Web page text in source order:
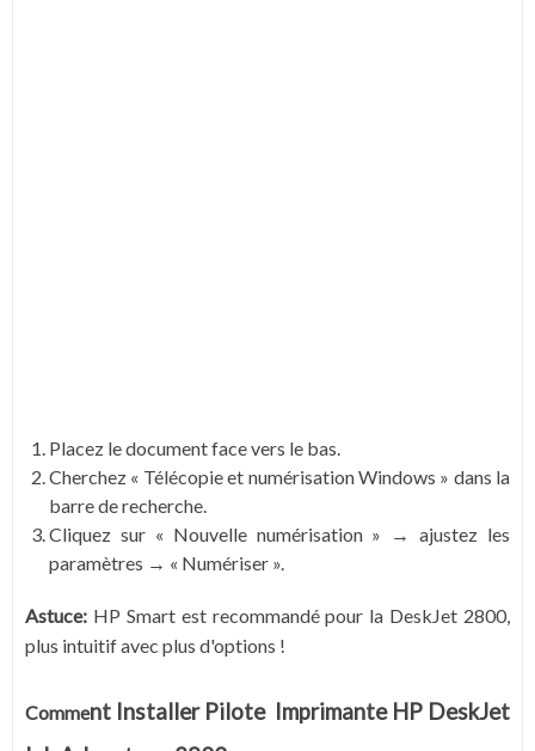
Placez le document face vers le bas.
Cherchez « Télécopie et numérisation Windows » dans la
barre de recherche.
Cliquez sur « Nouvelle numérisation » → ajustez les
paramètres → « Numériser ».
Astuce: HP Smart est recommandé pour la DeskJet 2800,
plus intuitif avec plus d'options !
Comment Installer Pilote Imprimante HP DeskJet